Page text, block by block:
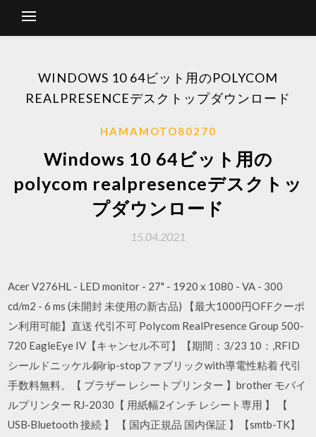
WINDOWS 10 64ビット用のPOLYCOM
REALPRESENCEデスクトップダウンロード
HAMAMOTO80270
Windows 10 64ビット用の
polycom realpresenceデスクトッ
プダウンロード
15.04.2021
Acer V276HL - LED monitor - 27" - 1920 x 1080 - VA - 300
cd/m2 - 6 ms (未開封 未使用の新古品) 【最大1000円OFFクーポ
ン利用可能】直送 代引不可 Polycom RealPresence Group 500-
720 EagleEye IV【キャンセル不可】【期間：3/23 10：,RFID
シールドニッケル銅rip-stopファブリックwith導電性粘着 代引
手数料無料。【 ブラザー レシートプリンター 】brother モバイ
ルプリンター RJ-2030【 用紙幅2インチ レシート専用 】 【
USB·Bluetooth 接続 】 【 国内正規品 国内保証 】【smtb-TK】